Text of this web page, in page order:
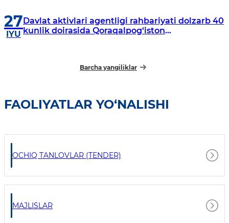
27
IYU
Davlat aktivlari agentligi rahbariyati dolzarb 40
kunlik doirasida Qoraqalpog‘iston
Barcha yangiliklar
FAOLIYATLAR YO‘NALISHI
OCHIQ TANLOVLAR (TENDER)
MAJLISLAR